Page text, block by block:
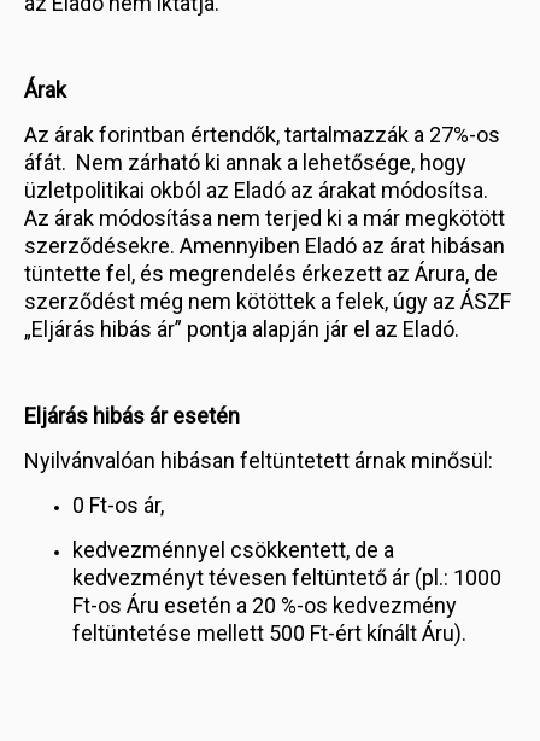
Árak
Az árak forintban értendők, tartalmazzák a 27%-os
áfát. Nem zárható ki annak a lehetősége, hogy
üzletpolitikai okból az Eladó az árakat módosítsa.
Az árak módosítása nem terjed ki a már megkötött
szerződésekre. Amennyiben Eladó az árat hibásan
tüntette fel, és megrendelés érkezett az Árura, de
szerződést még nem kötöttek a felek, úgy az ÁSZF
„Eljárás hibás ár” pontja alapján jár el az Eladó.
Eljárás hibás ár esetén
Nyilvánvalóan hibásan feltüntetett árnak minősül:
0 Ft-os ár,
kedvezménnyel csökkentett, de a
kedvezményt tévesen feltüntető ár (pl.: 1000
Ft-os Áru esetén a 20 %-os kedvezmény
feltüntetése mellett 500 Ft-ért kínált Áru).